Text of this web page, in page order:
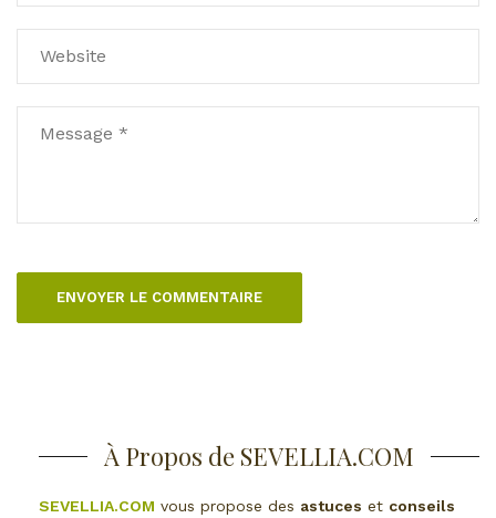
À Propos de SEVELLIA.COM
SEVELLIA.COM vous propose des astuces et conseils